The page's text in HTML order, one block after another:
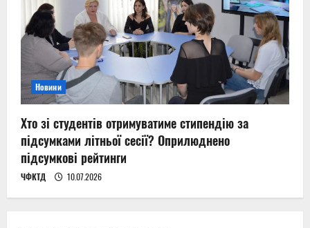
Новини
Хто зі студентів отримуватиме стипендію за
підсумками літньої сесії? Оприлюднено
підсумкові рейтинги
ЧФКТД 10.07.2026